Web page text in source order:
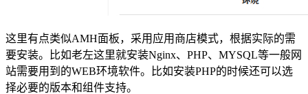
这里有点类似AMH面板，采用应用商店模式，根据实际的需
要安装。比如老左这里就安装Nginx、PHP、MYSQL等一般网
站需要用到的WEB环境软件。比如安装PHP的时候还可以选
择必要的版本和组件支持。